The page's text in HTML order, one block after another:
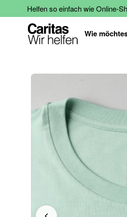
Helfen so einfach wie Online-
Wie
Bildgalerie
springen